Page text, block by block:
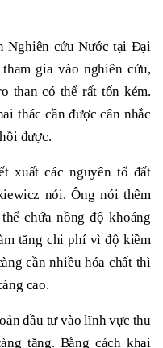
Nghiên cứu Nước tại Đại
gia vào nghiên cứu,
than có thể rất tốn kém.
thác cần được cân nhắc
được.
xuất các nguyên tố đất
nói. Ông nói thêm
chứa nồng độ khoáng
tăng chi phí vì độ kiềm
cần nhiều hóa chất thì
cao.
đầu tư vào lĩnh vực thu
tăng. Bằng cách khai